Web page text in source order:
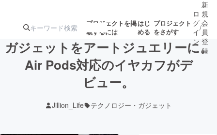
プロジェクトを掲
載するには
はじ
める
プロジェクト
をさがす
注目の新着プロ募集終了が近いプ
ロ
グ
イ
ン
/
新
規
会
員
登
録
ガジェットをアートジュエリーに。
Air Pods対応のイヤカフがデ
ビュー。
Jillion_Life テクノロジー・ガジェット